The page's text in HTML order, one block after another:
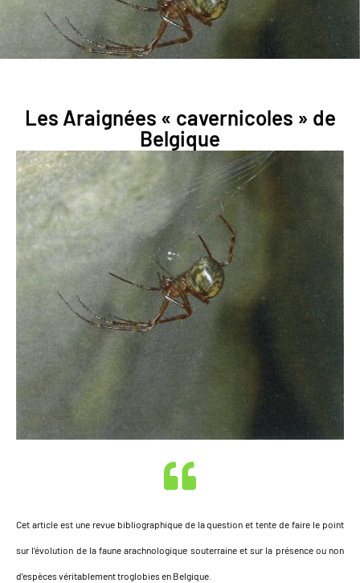
Les Araignées « cavernicoles » de
Belgique
Cet article est une revue bibliographique de la question et tente de faire le point
sur l’évolution de la faune arachnologique souterraine et sur la présence ou non
d’espèces véritablement troglobies en Belgique.